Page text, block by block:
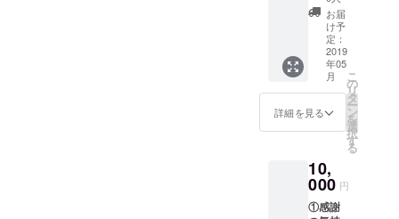
後の完
成写真
付き
の、 お
礼メー
ルをお
送りさ
せて頂
きま
紹介時
に名前
を記
載。
お届
け予
定：
2019
年05
月
詳細を見る
こ
の
リ
タ
ー
ン
を
選
択
す
る
10,
000 円
①感謝